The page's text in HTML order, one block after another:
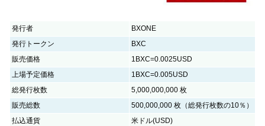
発行者
BXONE
発行トークン
BXC
販売価格
1BXC=0.0025USD
上場予定価格
1BXC=0.005USD
総発行枚数
5,000,000,000 枚
販売総数
500,000,000 枚（総発行枚数の10％）
払込通貨
米ドル(USD)